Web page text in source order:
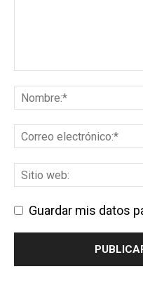
Guardar mis datos